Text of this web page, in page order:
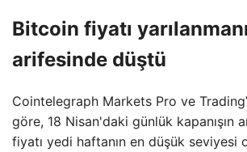
Bitcoin fiyatı
arifesinde düştü
Cointelegraph Markets Pro ve
göre, 18 Nisan'daki günlük kapanışın
fiyatı yedi haftanın en düşük seviyesi